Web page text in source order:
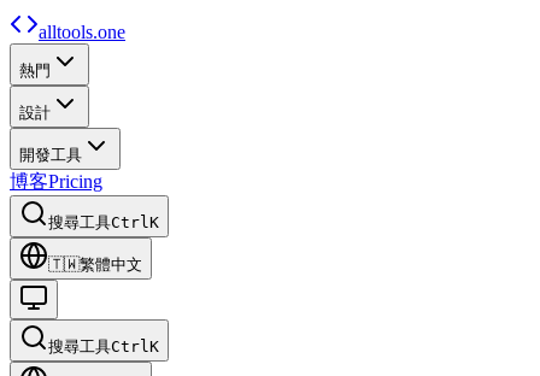
alltools.one
熱門
設計
開發工具
博客Pricing
搜尋工具CtrlK
🇹🇼繁體中文
搜尋工具CtrlK